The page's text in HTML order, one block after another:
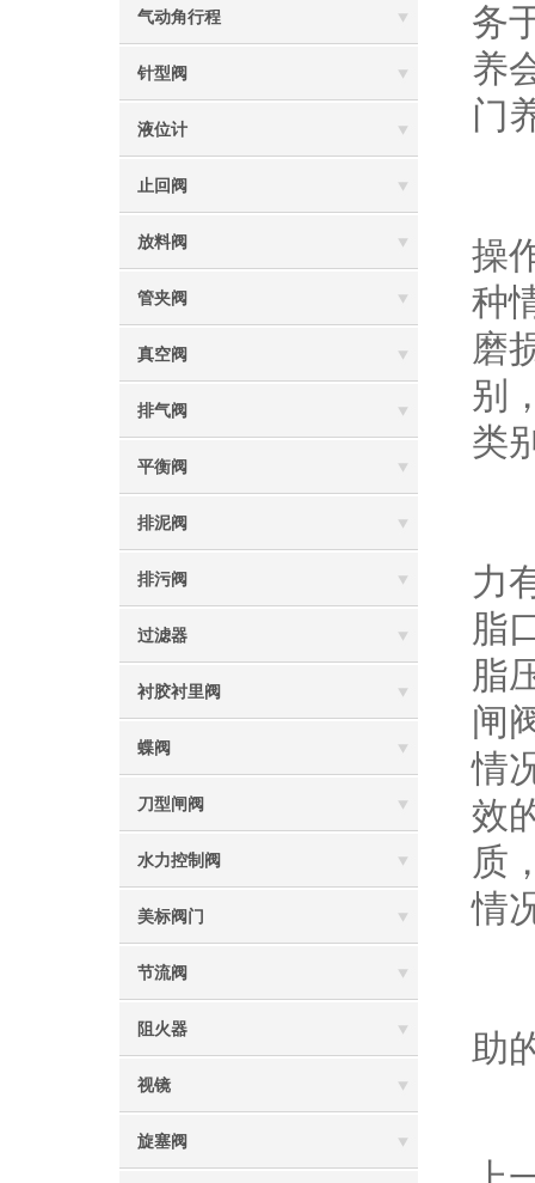
气动角行程
针型阀
液位计
止回阀
放料阀
管夹阀
真空阀
排气阀
平衡阀
排泥阀
排污阀
过滤器
衬胶衬里阀
蝶阀
刀型闸阀
水力控制阀
美标阀门
节流阀
阻火器
视镜
旋塞阀
务
养
门
操
种
磨
别
类
力
脂
脂
闸
情
效
质
情
助